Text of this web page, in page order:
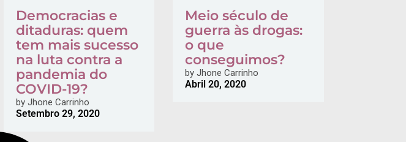
Democracias e
ditaduras: quem
tem mais sucesso
na luta contra a
pandemia do
COVID-19?
byJhone Carrinho
Setembro 29, 2020
Meio século de
guerra às drogas:
o que
conseguimos?
by Jhone Carrinho
Abril 20, 2020